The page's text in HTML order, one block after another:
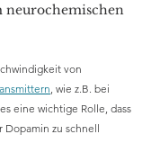
neurochemischen
von
, wie z.B. bei
eine wichtige Rolle, dass
zu schnell